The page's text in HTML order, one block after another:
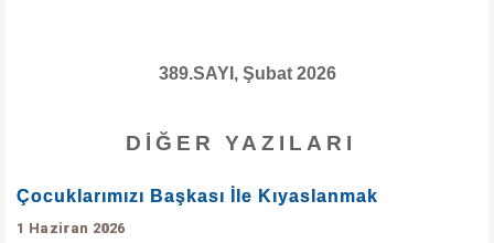
389.SAYI, Şubat 2026
DIĞER YAZILARI
Çocuklarımızı Başkası İle Kıyaslanmak
1 Haziran 2026